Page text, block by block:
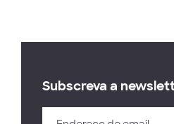
Subscreva a